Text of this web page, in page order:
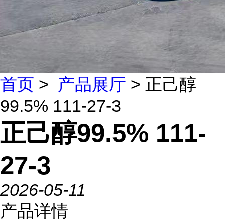
首页 > 产品展厅 > 正己醇
99.5% 111-27-3
正己醇99.5% 111-
27-3
2026-05-11
产品详情